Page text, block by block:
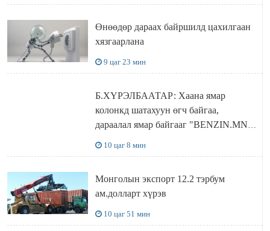
Өнөөдөр дараах байршилд цахилгаан
хязгаарлана
9 цаг 23 мин
Б.ХҮРЭЛБААТАР: Хаана ямар
колонкд шатахуун өгч байгаа,
дараалал ямар байгааг "BENZIN.MN”
10 цаг 8 мин
Монголын экспорт 12.2 тэрбум
ам.долларт хүрэв
10 цаг 51 мин